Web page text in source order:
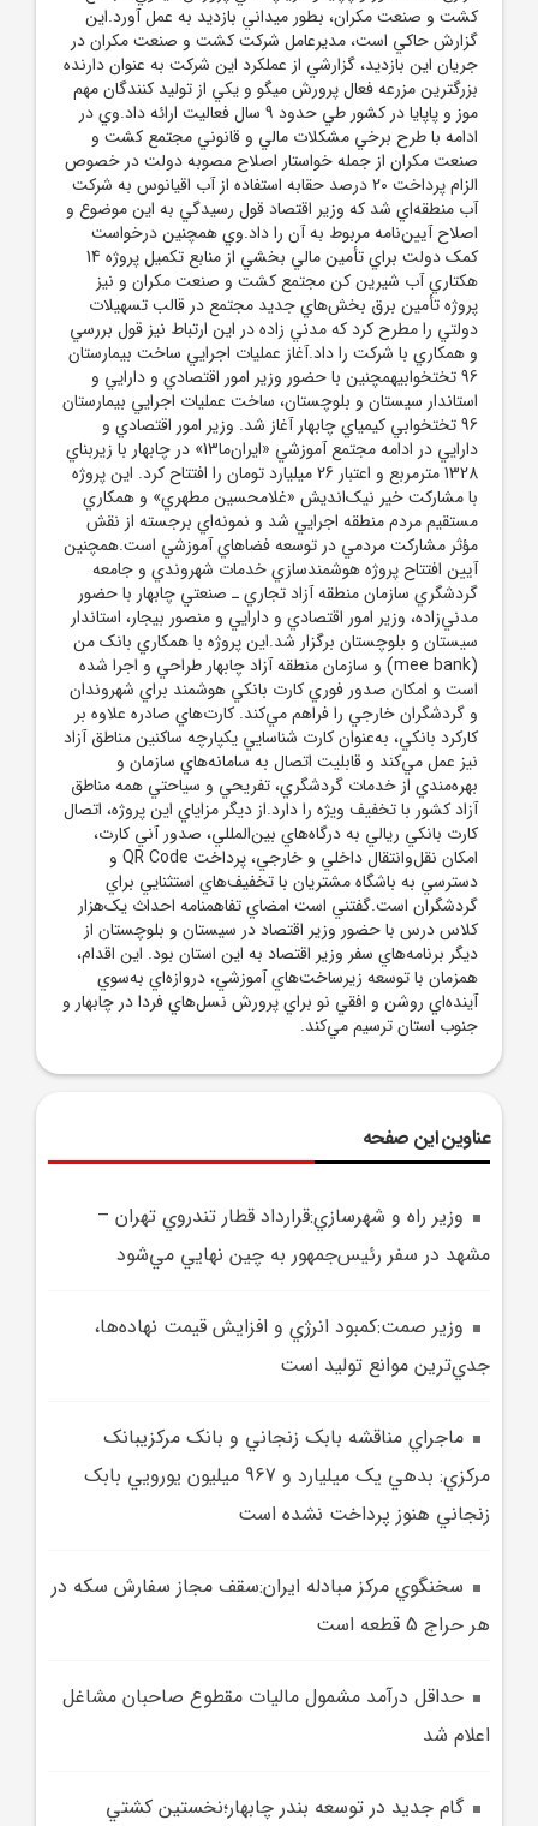
کشت و صنعت مکران، بطور ميداني بازديد به عمل آورد.اين
گزارش حاکي است، مديرعامل شرکت کشت و صنعت مکران در
جريان اين بازديد، گزارشي از عملکرد اين شرکت به عنوان دارنده
بزرگترين مزرعه فعال پرورش ميگو و يکي از توليد کنندگان مهم
موز و پاپايا در کشور طي حدود 9 سال فعاليت ارائه داد.وي در
ادامه با طرح برخي مشکلات مالي و قانوني مجتمع کشت و
صنعت مکران از جمله خواستار اصلاح مصوبه دولت در خصوص
الزام پرداخت 20 درصد حقابه استفاده از آب اقيانوس به شرکت
آب منطقه‌اي شد که وزير اقتصاد قول رسيدگي به اين موضوع و
اصلاح آيين‌نامه مربوط به آن را داد.وي همچنين درخواست
کمک دولت براي تأمين مالي بخشي از منابع تکميل پروژه 14
هکتاري آب شيرين کن مجتمع کشت و صنعت مکران و نيز
پروژه تأمين برق بخش‌هاي جديد مجتمع در قالب تسهيلات
دولتي را مطرح کرد که مدني زاده در اين ارتباط نيز قول بررسي
و همکاري با شرکت را داد.آغاز عمليات اجرايي ساخت بيمارستان
96 تختخوابيهمچنين با حضور وزير امور اقتصادي و دارايي و
استاندار سيستان و بلوچستان، ساخت عمليات اجرايي بيمارستان
96 تختخوابي کيمياي چابهار آغاز شد. وزير امور اقتصادي و
دارايي در ادامه مجتمع آموزشي «ايران‌ما13» در چابهار با زيربناي
1328 مترمربع و اعتبار 26 ميليارد تومان را افتتاح کرد. اين پروژه
با مشارکت خير نيک‌انديش «غلامحسين مطهري» و همکاري
مستقيم مردم منطقه اجرايي شد و نمونه‌اي برجسته از نقش
مؤثر مشارکت مردمي در توسعه فضاهاي آموزشي است.همچنين
آيين افتتاح پروژه هوشمندسازي خدمات شهروندي و جامعه
گردشگري سازمان منطقه آزاد تجاري ـ صنعتي چابهار با حضور
مدني‌زاده، وزير امور اقتصادي و دارايي و منصور بيجار، استاندار
سيستان و بلوچستان برگزار شد.اين پروژه با همکاري بانک‌ من
(mee bank) و سازمان منطقه آزاد چابهار طراحي و اجرا شده
است و امکان صدور فوري کارت بانکي هوشمند براي شهروندان
و گردشگران خارجي را فراهم مي‌کند. کارت‌هاي صادره علاوه بر
کارکرد بانکي، به‌عنوان کارت شناسايي يکپارچه ساکنين مناطق آزاد
نيز عمل مي‌کند و قابليت اتصال به سامانه‌هاي سازمان و
بهره‌مندي از خدمات گردشگري، تفريحي و سياحتي همه مناطق
آزاد کشور با تخفيف ويژه را دارد.از ديگر مزاياي اين پروژه، اتصال
کارت بانکي ريالي به درگاه‌هاي بين‌المللي، صدور آني کارت،
امکان نقل‌وانتقال داخلي و خارجي، پرداخت QR Code و
دسترسي به باشگاه مشتريان با تخفيف‌هاي استثنايي براي
گردشگران است.گفتني است امضاي تفاهمنامه احداث يک‌هزار
کلاس درس با حضور وزير اقتصاد در سيستان و بلوچستان از
ديگر برنامه‌هاي سفر وزير اقتصاد به اين استان بود. اين اقدام،
همزمان با توسعه زيرساخت‌هاي آموزشي، دروازه‌اي به‌سوي
آينده‌اي روشن و افقي نو براي پرورش نسل‌هاي فردا در چابهار و
جنوب استان ترسيم مي‌کند.
عناوین این صفحه
وزير راه و شهرسازي:قرارداد قطار تندروي تهران –
مشهد در سفر رئيس‌جمهور به چين نهايي مي‌شود
وزير صمت:کمبود انرژي و افزايش قيمت نهاده‌ها،
جدي‌ترين موانع توليد است
ماجراي مناقشه بابک زنجاني و بانک مرکزيبانک
مرکزي: بدهي يک ميليارد و 967 ميليون يورويي بابک
زنجاني هنوز پرداخت نشده است
سخنگوي مرکز مبادله ايران:سقف مجاز سفارش سکه در
هر حراج 5 قطعه است
حداقل درآمد مشمول ماليات مقطوع صاحبان مشاغل
اعلام شد
گام جديد در توسعه بندر چابهار؛نخستين کشتي